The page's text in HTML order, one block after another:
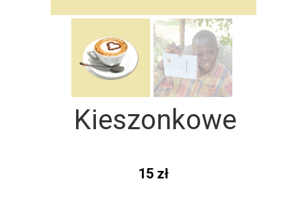
Kieszonkowe
15 zł